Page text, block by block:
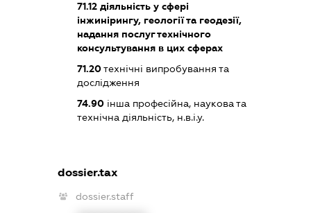
71.12 діяльність у сфері
інжинірингу, геології та геодезії,
надання послуг технічного
консультування в цих сферах
71.20технічні випробування та
дослідження
74.90 інша професійна, наукова та
технічна діяльність, н.в.і.у.
dossier.tax
dossier.staff